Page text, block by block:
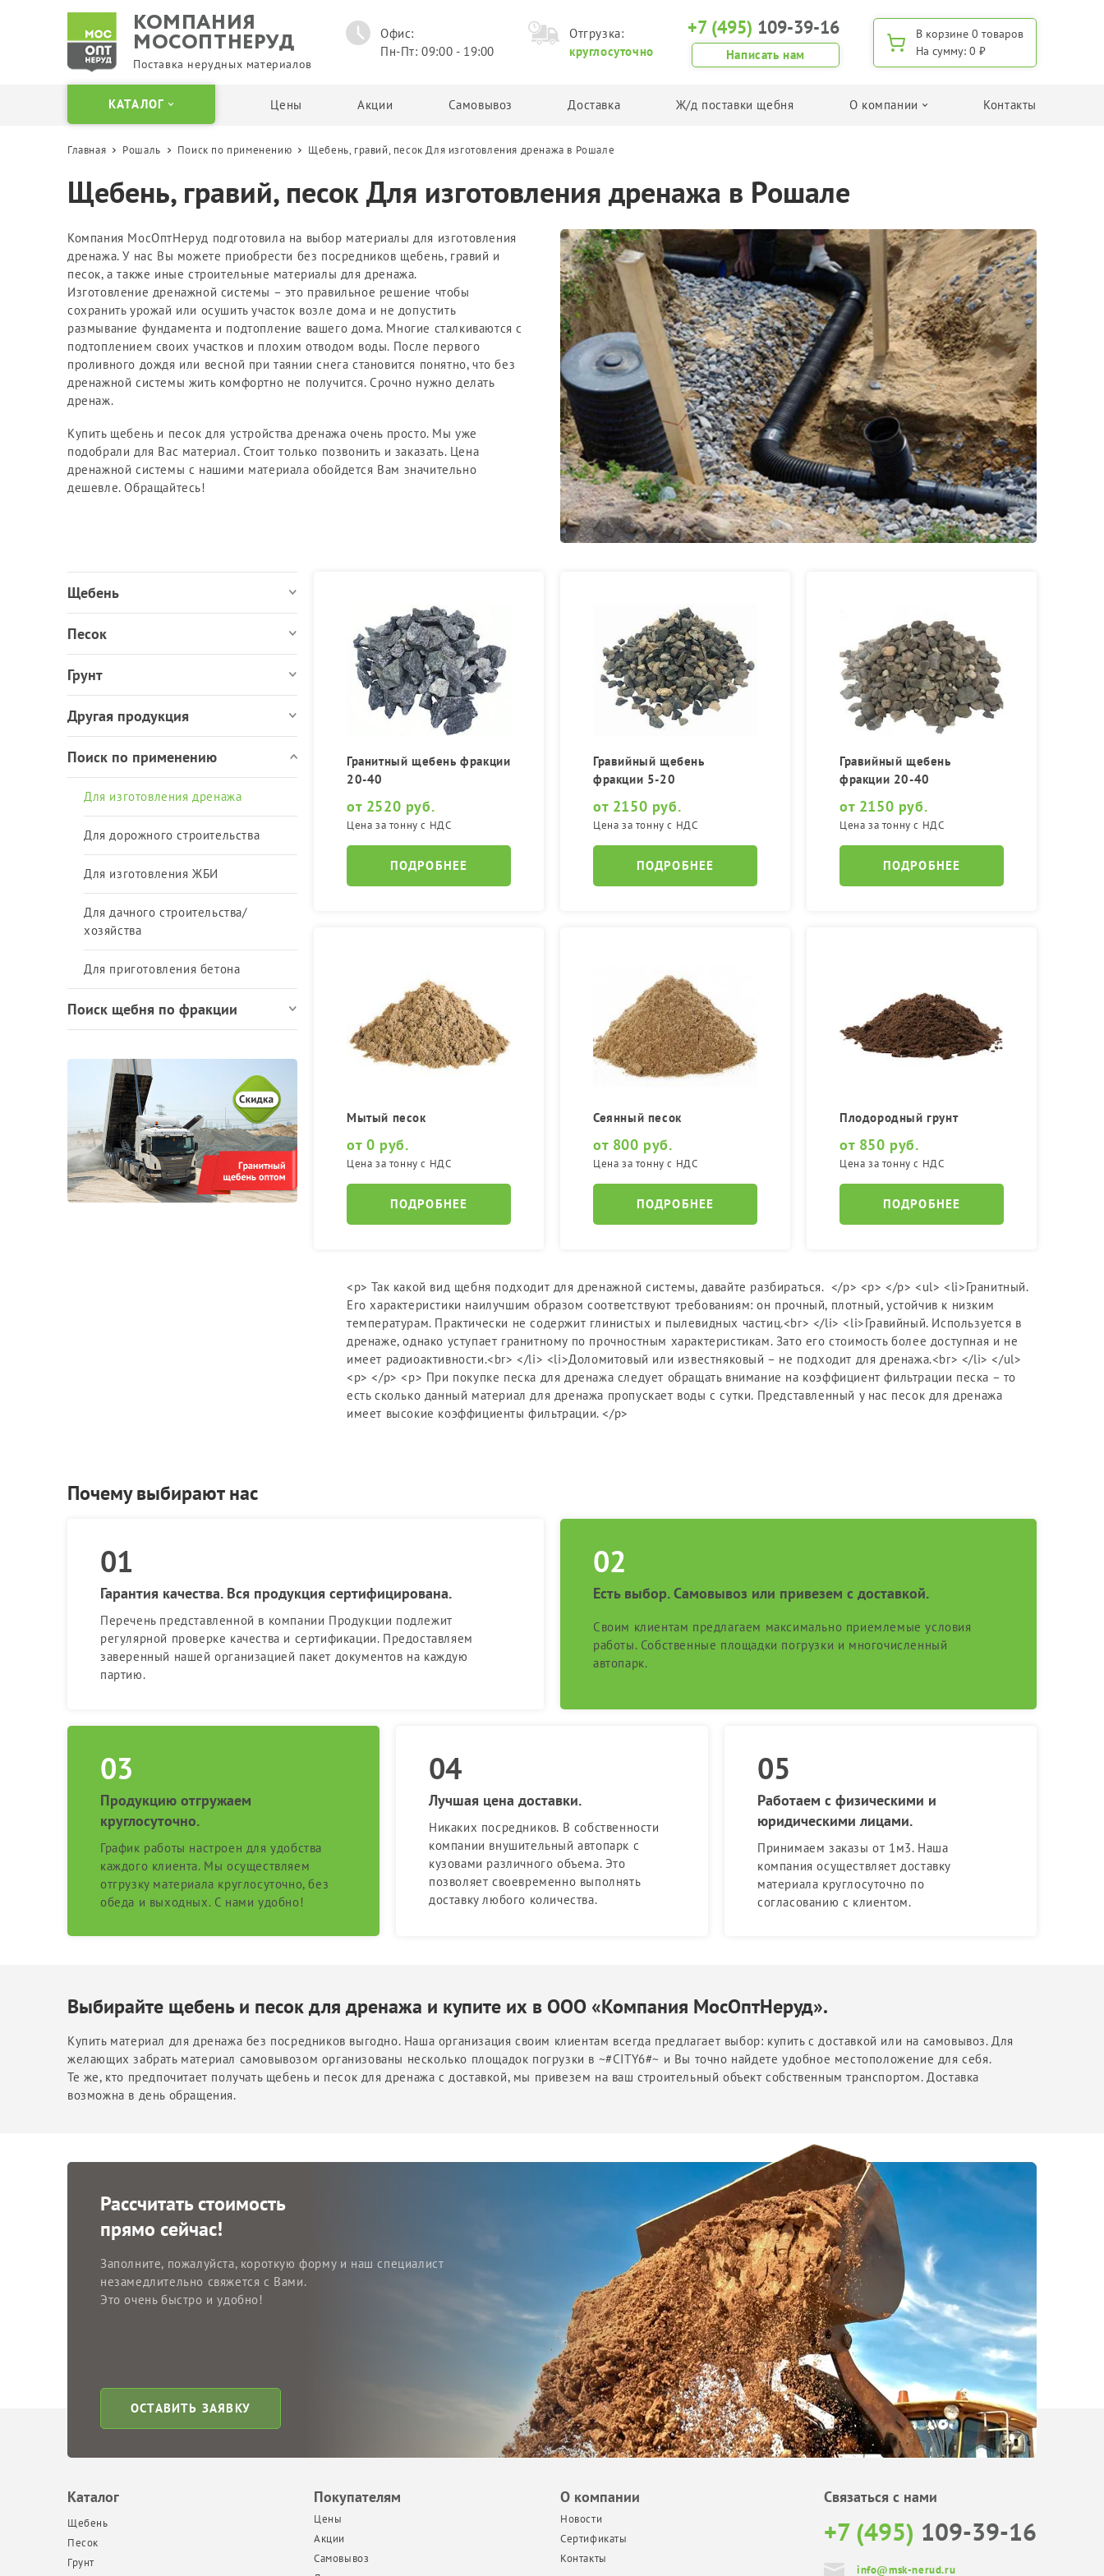
КОМПАНИЯ
МОСОПТНЕРУД
Поставка нерудных материалов
Офис:
Пн-Пт: 09:00 - 19:00
Отгрузка:
круглосуточно
+7 (495) 109-39-16
Написать нам
В корзине 0 товаров
На сумму: 0 ₽
КАТАЛОГ
Отсевы и крошка
Известняковый щебень
Гравийный щебень
Вторичный щебень
Щебень в Биг Бегах и
мешках
Бутовый камень
ЩПС, ПГС и ОПГС
Карьерный песок
Сеянный песок
Речной песок
Кварцевый песок
Песок в Биг Бегах
Пескогрунт
Пескосоль
Планировочный грунт
Торф
Чернозем
Грунт в Биг Бегах
Асфальтовая крошка
Техническая соль
Керамзит
Для изготовления дренажа
Для изготовления ЖБИ
Для дачного строительства/хозяйства
Для приготовления бетона
Поиск щебня по фракции
Фракция 5-20 мм
Фракция 20-40 мм
Фракция 40-70 мм
Цены Акции Самовывоз Доставка Ж/д поставки щебня О компании Контакты
Главная Рошаль Поиск по применению Щебень, гравий, песок Для изготовления дренажа в Рошале
Щебень, гравий, песок Для изготовления дренажа в Рошале
Компания МосОптНеруд подготовила на выбор материалы для изготовления
дренажа. У нас Вы можете приобрести без посредников щебень, гравий и
песок, а также иные строительные материалы для дренажа.
Изготовление дренажной системы – это правильное решение чтобы
сохранить урожай или осушить участок возле дома и не допустить
размывание фундамента и подтопление вашего дома. Многие сталкиваются с
подтоплением своих участков и плохим отводом воды. После первого
проливного дождя или весной при таянии снега становится понятно, что без
дренажной системы жить комфортно не получится. Срочно нужно делать
дренаж.
Купить щебень и песок для устройства дренажа очень просто. Мы уже
подобрали для Вас материал. Стоит только позвонить и заказать. Цена
дренажной системы с нашими материала обойдется Вам значительно
дешевле. Обращайтесь!
Щебень
Песок
Грунт
Другая продукция
Поиск по применению
Для изготовления дренажа
Для дорожного строительства
Для изготовления ЖБИ
Для дачного строительства/
хозяйства
Для приготовления бетона
Поиск щебня по фракции
Гранитный щебень фракции
20-40
от 2520 руб.
Цена за тонну с НДС
ПОДРОБНЕЕ
Гравийный щебень
фракции 5-20
от 2150 руб.
Цена за тонну с НДС
ПОДРОБНЕЕ
Гравийный щебень
фракции 20-40
от 2150 руб.
Цена за тонну с НДС
ПОДРОБНЕЕ
Мытый песок
от 0 руб.
Цена за тонну с НДС
ПОДРОБНЕЕ
Сеянный песок
от 800 руб.
Цена за тонну с НДС
ПОДРОБНЕЕ
Плодородный грунт
от 850 руб.
Цена за тонну с НДС
ПОДРОБНЕЕ
<p> Так какой вид щебня подходит для дренажной системы, давайте разбираться. </p> <p> </p> <ul> <li>Гранитный.
Его характеристики наилучшим образом соответствуют требованиям: он прочный, плотный, устойчив к низким
температурам. Практически не содержит глинистых и пылевидных частиц.<br> </li> <li>Гравийный. Используется в
дренаже, однако уступает гранитному по прочностным характеристикам. Зато его стоимость более доступная и не
имеет радиоактивности.<br> </li> <li>Доломитовый или известняковый – не подходит для дренажа.<br> </li> </ul>
<p> </p> <p> При покупке песка для дренажа следует обращать внимание на коэффициент фильтрации песка – то
есть сколько данный материал для дренажа пропускает воды с сутки. Представленный у нас песок для дренажа
имеет высокие коэффициенты фильтрации. </p>
Почему выбирают нас
Гарантия качества. Вся продукция сертифицирована.
Перечень представленной в компании Продукции подлежит
регулярной проверке качества и сертификации. Предоставляем
заверенный нашей организацией пакет документов на каждую
партию.
Есть выбор. Самовывоз или привезем с доставкой.
Своим клиентам предлагаем максимально приемлемые условия
работы. Собственные площадки погрузки и многочисленный
автопарк.
Продукцию отгружаем
круглосуточно.
График работы настроен для удобства
каждого клиента. Мы осуществляем
отгрузку материала круглосуточно, без
обеда и выходных. С нами удобно!
Лучшая цена доставки.
Никаких посредников. В собственности
компании внушительный автопарк с
кузовами различного объема. Это
позволяет своевременно выполнять
доставку любого количества.
Работаем с физическими и
юридическими лицами.
Принимаем заказы от 1м3. Наша
компания осуществляет доставку
материала круглосуточно по
согласованию с клиентом.
Выбирайте щебень и песок для дренажа и купите их в ООО «Компания МосОптНеруд».
Купить материал для дренажа без посредников выгодно. Наша организация своим клиентам всегда предлагает выбор: купить с доставкой или на самовывоз. Для
желающих забрать материал самовывозом организованы несколько площадок погрузки в ~#CITY6#~ и Вы точно найдете удобное местоположение для себя.
Те же, кто предпочитает получать щебень и песок для дренажа с доставкой, мы привезем на ваш строительный объект собственным транспортом. Доставка
возможна в день обращения.
Рассчитать стоимость
прямо сейчас!
Заполните, пожалуйста, короткую форму и наш специалист
незамедлительно свяжется с Вами.
Это очень быстро и удобно!
ОСТАВИТЬ ЗАЯВКУ
Каталог
Щебень
Песок
Грунт
Покупателям
Цены
Акции
Самовывоз
О компании
Новости
Сертификаты
Контакты
Связаться с нами
+7 (495) 109-39-16
info@msk-nerud.ru